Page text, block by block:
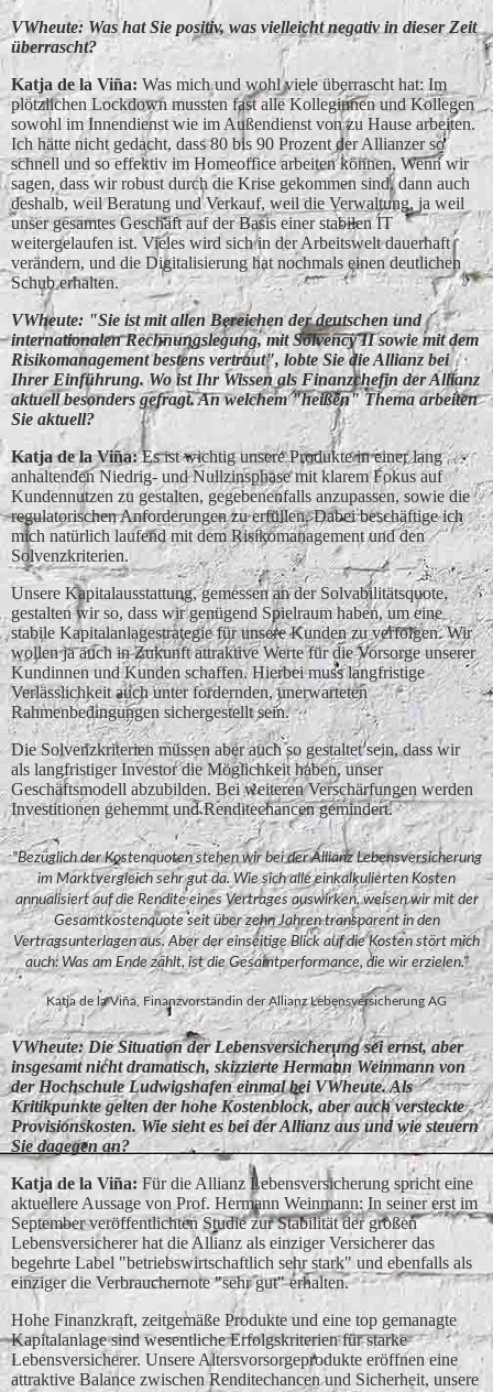
VWheute: Was hat Sie positiv, was vielleicht negativ in dieser Zeit
überrascht?
Katja de la Vin͂a: Was mich und wohl viele überrascht hat: Im
plötzlichen Lockdown mussten fast alle Kolleginnen und Kollegen
sowohl im Innendienst wie im Außendienst von zu Hause arbeiten.
Ich hätte nicht gedacht, dass 80 bis 90 Prozent der Allianzer so
schnell und so effektiv im Homeoffice arbeiten können. Wenn wir
sagen, dass wir robust durch die Krise gekommen sind, dann auch
deshalb, weil Beratung und Verkauf, weil die Verwaltung, ja weil
unser gesamtes Geschäft auf der Basis einer stabilen IT
weitergelaufen ist. Vieles wird sich in der Arbeitswelt dauerhaft
verändern, und die Digitalisierung hat nochmals einen deutlichen
Schub erhalten.
VWheute: "Sie ist mit allen Bereichen der deutschen und
internationalen Rechnungslegung, mit Solvency II sowie mit dem
Risikomanagement bestens vertraut", lobte Sie die Allianz bei
Ihrer Einführung. Wo ist Ihr Wissen als Finanzchefin der Allianz
aktuell besonders gefragt. An welchem "heißen" Thema arbeiten
Sie aktuell?
Katja de la Vin͂a:Es ist wichtig unsere Produkte in einer lang
anhaltenden Niedrig- und Nullzinsphase mit klarem Fokus auf
Kundennutzen zu gestalten, gegebenenfalls anzupassen, sowie die
regulatorischen Anforderungen zu erfüllen. Dabei beschäftige ich
mich natürlich laufend mit dem Risikomanagement und den
Solvenzkriterien.
Unsere Kapitalausstattung, gemessen an der Solvabilitätsquote,
gestalten wir so, dass wir genügend Spielraum haben, um eine
stabile Kapitalanlagestrategie für unsere Kunden zu verfolgen. Wir
wollen ja auch in Zukunft attraktive Werte für die Vorsorge unserer
Kundinnen und Kunden schaffen. Hierbei muss langfristige
Verlässlichkeit auch unter fordernden, unerwarteten
Rahmenbedingungen sichergestellt sein.
Die Solvenzkriterien müssen aber auch so gestaltet sein, dass wir
als langfristiger Investor die Möglichkeit haben, unser
Geschäftsmodell abzubilden. Bei weiteren Verschärfungen werden
Investitionen gehemmt und Renditechancen gemindert.
"Bezüglich der Kostenquoten stehen wir bei der Allianz Lebensversicherung
im Marktvergleich sehr gut da. Wie sich alle einkalkulierten Kosten
annualisiert auf die Rendite eines Vertrages auswirken, weisen wir mit der
Gesamtkostenquote seit über zehn Jahren transparent in den
Vertragsunterlagen aus. Aber der einseitige Blick auf die Kosten stört mich
auch: Was am Ende zählt, ist die Gesamtperformance, die wir erzielen."
Katja de la Viña, Finanzvorständin der Allianz Lebensversicherung AG
VWheute: Die Situation der Lebensversicherung sei ernst, aber
insgesamt nicht dramatisch, skizzierte Hermann Weinmann von
der Hochschule Ludwigshafen einmal bei VWheute. Als
Kritikpunkte gelten der hohe Kostenblock, aber auch versteckte
Provisionskosten. Wie sieht es bei der Allianz aus und wie steuern
Sie dagegen an?
Katja de la Vin͂a:Für die Allianz Lebensversicherung spricht eine
aktuellere Aussage von Prof. Hermann Weinmann: In seiner erst im
September veröffentlichten Studie zur Stabilität der großen
Lebensversicherer hat die Allianz als einziger Versicherer das
begehrte Label "betriebswirtschaftlich sehr stark" und ebenfalls als
einziger die Verbrauchernote "sehr gut" erhalten.
Hohe Finanzkraft, zeitgemäße Produkte und eine top gemanagte
Kapitalanlage sind wesentliche Erfolgskriterien für starke
Lebensversicherer. Unsere Altersvorsorgeprodukte eröffnen eine
attraktive Balance zwischen Renditechancen und Sicherheit, unsere